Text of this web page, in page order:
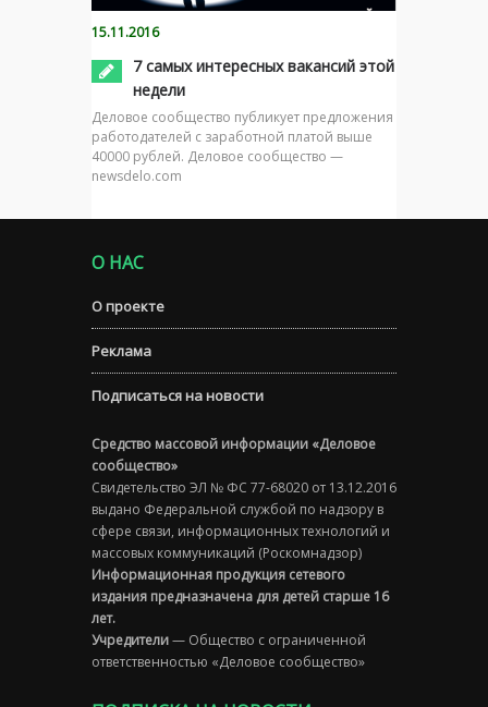
15.11.2016
7 самых интересных вакансий этой
недели
Деловое сообщество публикует предложения
работодателей с заработной платой выше
40000 рублей. Деловое сообщество —
newsdelo.com
О НАС
О проекте
Реклама
Подписаться на новости
Средство массовой информации «Деловое
сообщество»
Свидетельство ЭЛ № ФС 77-68020 от 13.12.2016
выдано Федеральной службой по надзору в
сфере связи, информационных технологий и
массовых коммуникаций (Роскомнадзор)
Информационная продукция сетевого
издания предназначена для детей старше 16
лет.
Учредители— Общество с ограниченной
ответственностью «Деловое сообщество»